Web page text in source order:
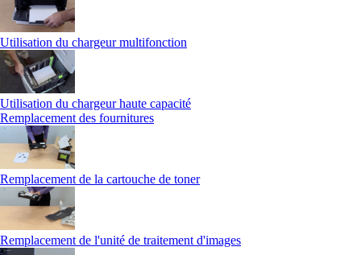
Utilisation du chargeur multifonction
Utilisation du chargeur haute capacité
Remplacement des fournitures
Remplacement de la cartouche de toner
Remplacement de l'unité de traitement d'images